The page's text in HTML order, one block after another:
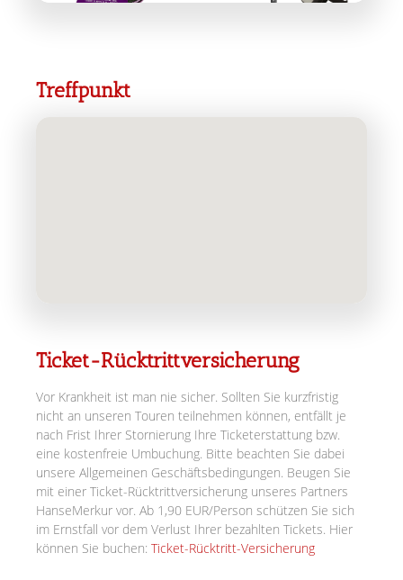
Treffpunkt
Ticket-Rücktrittversicherung
Vor Krankheit ist man nie sicher. Sollten Sie kurzfristig
nicht an unseren Touren teilnehmen können, entfällt je
nach Frist Ihrer Stornierung Ihre Ticketerstattung bzw.
eine kostenfreie Umbuchung. Bitte beachten Sie dabei
unsere Allgemeinen Geschäftsbedingungen. Beugen Sie
mit einer Ticket-Rücktrittversicherung unseres Partners
HanseMerkur vor. Ab 1,90 EUR/Person schützen Sie sich
im Ernstfall vor dem Verlust Ihrer bezahlten Tickets. Hier
können Sie buchen: Ticket-Rücktritt-Versicherung